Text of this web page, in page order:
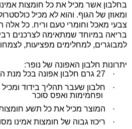
בחלבון אשר מכיל את כל חומצות
ומאוזן של הגוף. והוא לא מכיל
צבעי מאכל וחומרי טעם וריח. כל אלה
בריאה במיוחד שמתאימה לצרכנים
למבוגרים, למחלימים מפציעות,
יתרונות חלבון האפונה של נופר:
·
27 גרם חלבון אפונה בכל מנת הגשה
·
חלבון שעבר תהליך בידוד
ופחמימות ואפס סוכר
·
המוצר מכיל את כל תשע חומצות
·
ריכוז גבוה של חומצות אמינו